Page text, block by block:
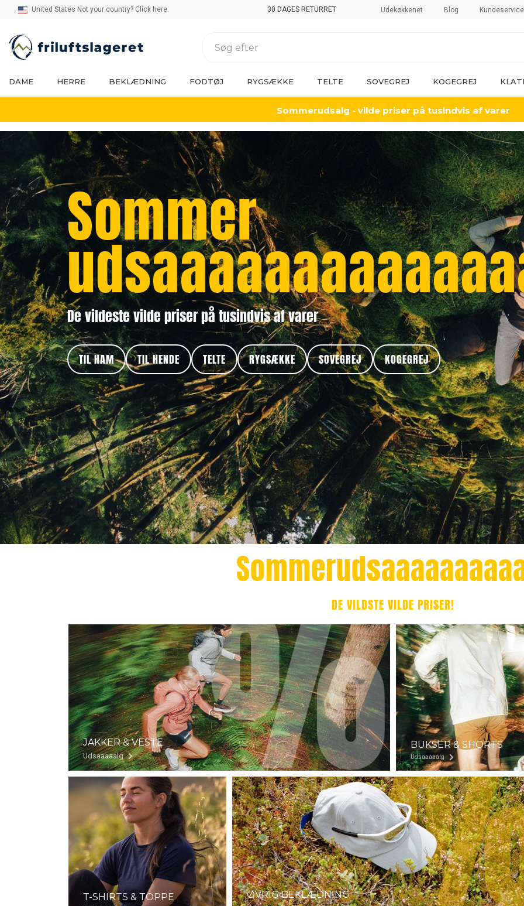
United States Not your country? Click here. 30 DAGES RETURRET Udekøkkenet Blog Kundeservice
DAME HERRE BEKLÆDNING FODTØJ RYGSÆKKE TELTE SOVEGREJ KOGEGREJ
Sommerudsalg - vilde priser på tusindvis af varer
Sommer
De vildeste vilde priser på tusindvis af varer
TIL HAM TIL HENDE TELTE RYGSÆKKE SOVEGREJ KOGEGREJ
DE VILDSTE VILDE PRISER!
JAKKER & VESTE
Udsaaaaalg
BUKSER & SHORTS
Udsaaaaalg
T-SHIRTS & TOPPE ØVRIG BEKLÆDNING